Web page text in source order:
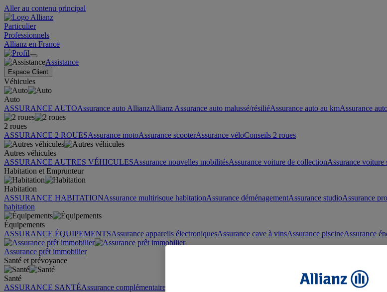
Aller au contenu principal
Particulier
Professionnels
Allianz en France
Assistance
Espace Client
Véhicules
Auto
ASSURANCE AUTOAssurance auto AllianzAllianz Assurance auto malussé/résiliéAssurance auto au kmAssurance
2 roues
ASSURANCE 2 ROUESAssurance motoAssurance scooterAssurance véloConseils 2 roues
Autres véhicules
ASSURANCE AUTRES VÉHICULESAssurance nouvelles mobilitésAssurance voiture de collectionAssurance voiture
Habitation et Emprunteur
Habitation
ASSURANCE HABITATIONAssurance multirisque habitationAssurance déménagementAssurance studioAssurance
habitation
Équipements
ASSURANCE ÉQUIPEMENTSAssurance appareils électroniquesAssurance cave à vinsAssurance piscineAssurance
Assurance prêt immobilier
Santé et prévoyance
Santé
ASSURANCE SANTÉAssurance complémentaire santé Conseils santé